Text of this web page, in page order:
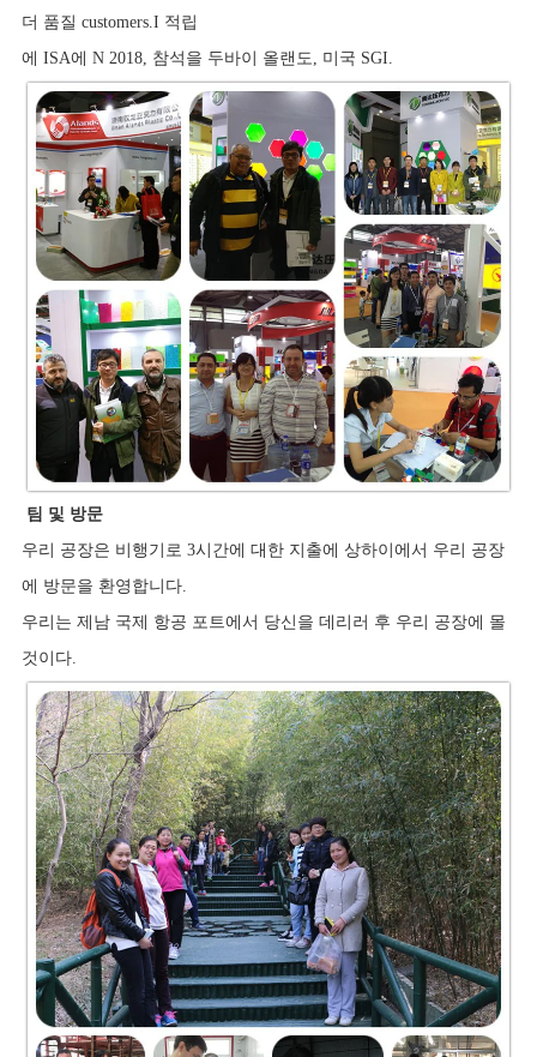
더 품질 customers.I 적립
에 ISA에 N 2018, 참석을 두바이 올랜도, 미국 SGI.
팀 및 방문
우리 공장은 비행기로 3시간에 대한 지출에 상하이에서 우리 공장
에 방문을 환영합니다.
우리는 제남 국제 항공 포트에서 당신을 데리러 후 우리 공장에 몰
것이다.